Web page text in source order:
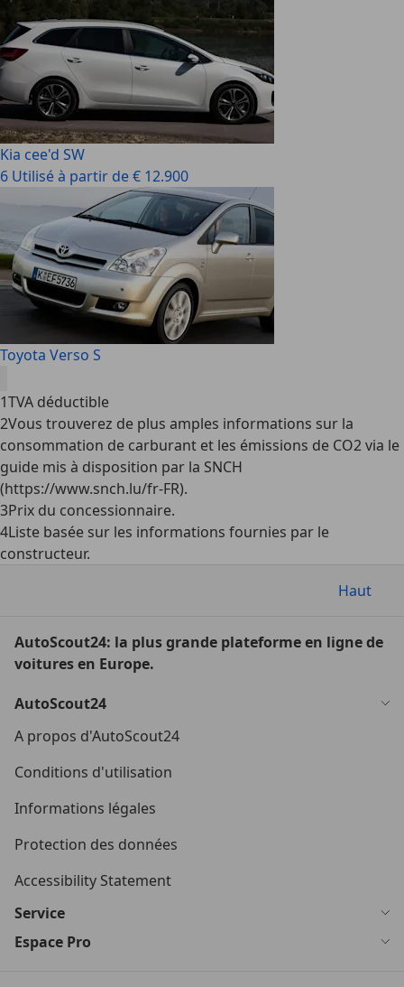
Kia cee'd SW
6 Utilisé à partir de € 12.900
Toyota Verso S
1TVA déductible
2Vous trouverez de plus amples informations sur la
consommation de carburant et les émissions de CO2 via le
guide mis à disposition par la SNCH
(https://www.snch.lu/fr-FR).
3Prix du concessionnaire.
4Liste basée sur les informations fournies par le
constructeur.
Haut
AutoScout24: la plus grande plateforme en ligne de
voitures en Europe.
AutoScout24
A propos d'AutoScout24
Conditions d'utilisation
Informations légales
Protection des données
Accessibility Statement
Service
Espace Pro